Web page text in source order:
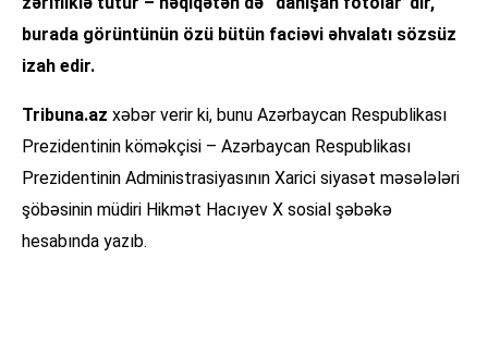
burada görüntünün özü bütün faciəvi əhvalatı sözsüz
izah edir.
Tribuna.az xəbər verir ki, bunu Azərbaycan Respublikası
Prezidentinin köməkçisi – Azərbaycan Respublikası
Prezidentinin Administrasiyasının Xarici siyasət məsələləri
şöbəsinin müdiri Hikmət Hacıyev X sosial şəbəkə
hesabında yazıb.